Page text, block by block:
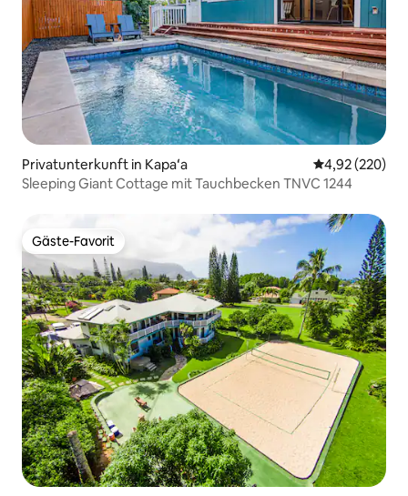
Privatunterkunft in Kapaʻa
4,92 (220)
Sleeping Giant Cottage mit Tauchbecken TNVC 1244
Gäste-Favorit
Gäste-Favorit